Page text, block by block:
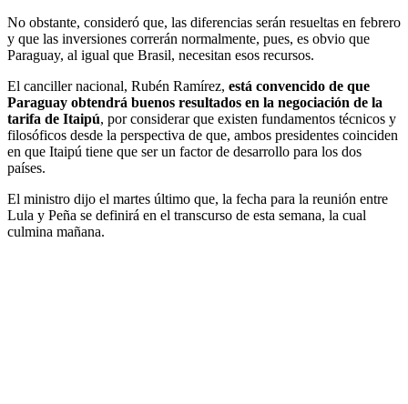
No obstante, consideró que, las diferencias serán resueltas en febrero
y que las inversiones correrán normalmente, pues, es obvio que
Paraguay, al igual que Brasil, necesitan esos recursos.
El canciller nacional, Rubén Ramírez, está convencido de que
Paraguay obtendrá buenos resultados en la negociación de la
tarifa de Itaipú, por considerar que existen fundamentos técnicos y
filosóficos desde la perspectiva de que, ambos presidentes coinciden
en que Itaipú tiene que ser un factor de desarrollo para los dos
países.
El ministro dijo el martes último que, la fecha para la reunión entre
Lula y Peña se definirá en el transcurso de esta semana, la cual
culmina mañana.